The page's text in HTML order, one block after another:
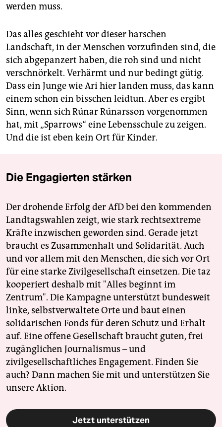
werden muss.
Das alles geschieht vor dieser harschen
Landschaft, in der Menschen vorzufinden sind, die
sich abgepanzert haben, die roh sind und nicht
verschnörkelt. Verhärmt und nur bedingt gütig.
Dass ein Junge wie Ari hier landen muss, das kann
einem schon ein bisschen leidtun. Aber es ergibt
Sinn, wenn sich Rúnar Rúnarsson vorgenommen
hat, mit „Sparrows“ eine Lebensschule zu zeigen.
Und die ist eben kein Ort für Kinder.
Die Engagierten stärken
Der drohende Erfolg der AfD bei den kommenden
Landtagswahlen zeigt, wie stark rechtsextreme
Kräfte inzwischen geworden sind. Gerade jetzt
braucht es Zusammenhalt und Solidarität. Auch
und vor allem mit den Menschen, die sich vor Ort
für eine starke Zivilgesellschaft einsetzen. Die taz
kooperiert deshalb mit "Alles beginnt im
Zentrum". Die Kampagne unterstützt bundesweit
linke, selbstverwaltete Orte und baut einen
solidarischen Fonds für deren Schutz und Erhalt
auf. Eine offene Gesellschaft braucht guten, frei
zugänglichen Journalismus – und
zivilgesellschaftliches Engagement. Finden Sie
auch? Dann machen Sie mit und unterstützen Sie
unsere Aktion.
Jetzt unterstützen